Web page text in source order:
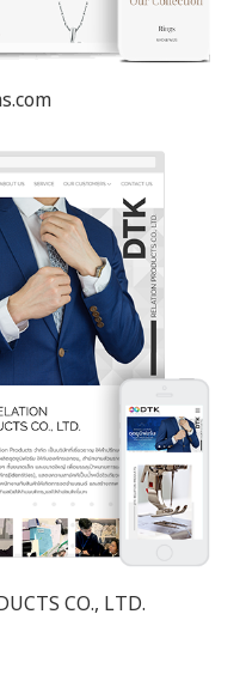
CO., LTD.